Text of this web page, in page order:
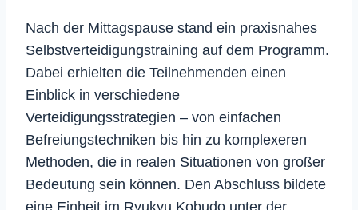
Nach der Mittagspause stand ein praxisnahes
Selbstverteidigungstraining auf dem Programm.
Dabei erhielten die Teilnehmenden einen
Einblick in verschiedene
Verteidigungsstrategien – von einfachen
Befreiungstechniken bis hin zu komplexeren
Methoden, die in realen Situationen von großer
Bedeutung sein können. Den Abschluss bildete
eine Einheit im Ryukyu Kobudo unter der